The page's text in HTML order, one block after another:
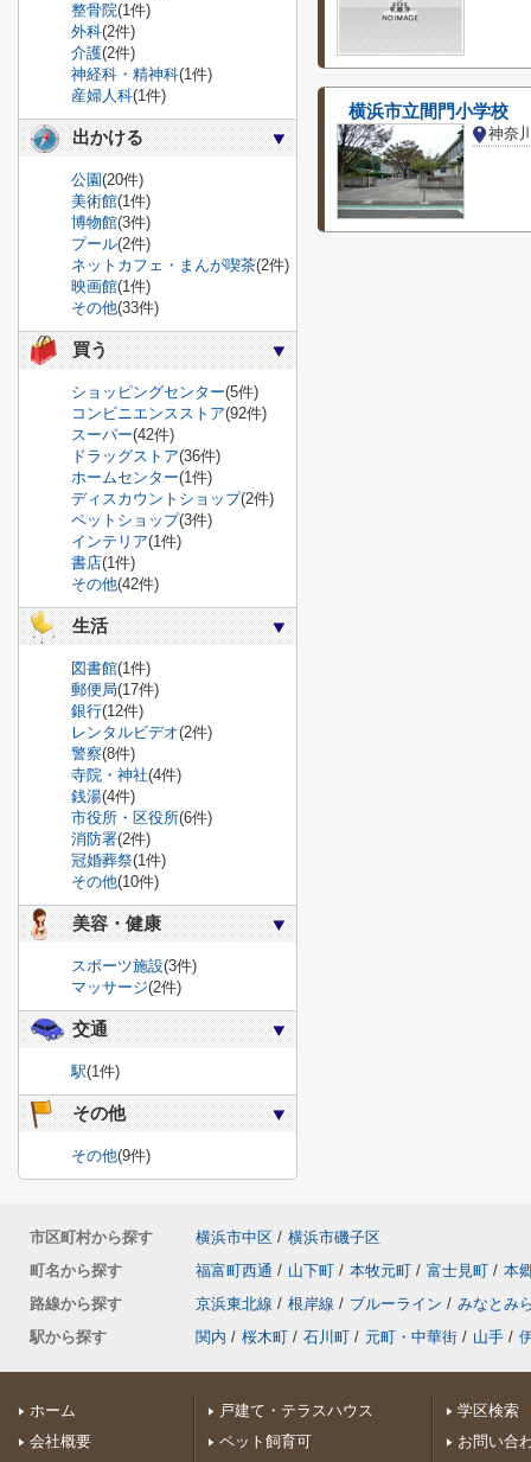
横浜市立間門小学校
神奈
整骨院(1件)
外科(2件)
介護(2件)
神経科・精神科(1件)
産婦人科(1件)
出かける
公園(20件)
美術館(1件)
博物館(3件)
プール(2件)
ネットカフェ・まんが喫茶(2件)
映画館(1件)
その他(33件)
買う
ショッピングセンター(5件)
コンビニエンスストア(92件)
スーパー(42件)
ドラッグストア(36件)
ホームセンター(1件)
ディスカウントショップ(2件)
ペットショップ(3件)
インテリア(1件)
書店(1件)
その他(42件)
生活
図書館(1件)
郵便局(17件)
銀行(12件)
レンタルビデオ(2件)
警察(8件)
寺院・神社(4件)
銭湯(4件)
市役所・区役所(6件)
消防署(2件)
冠婚葬祭(1件)
その他(10件)
美容・健康
スポーツ施設(3件)
マッサージ(2件)
交通
駅(1件)
その他
その他(9件)
市区町村から探す 横浜市中区 / 横浜市磯子区
町名から探す
福富町西通 / 山下町 / 本牧元町 / 富士見町 / 本
路線から探す
京浜東北線 / 根岸線 / ブルーライン / みなとみ
駅から探す
関内 / 桜木町 / 石川町 / 元町・中華街 / 山手 /
ホーム
会社概要
戸建て・テラスハウス
ペット飼育可
学区検索
お問い合